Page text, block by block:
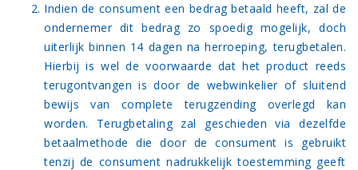
Indien de consument een bedrag betaald heeft, zal de
ondernemer dit bedrag zo spoedig mogelijk, doch
uiterlijk binnen 14 dagen na herroeping, terugbetalen.
Hierbij is wel de voorwaarde dat het product reeds
terugontvangen is door de webwinkelier of sluitend
bewijs van complete terugzending overlegd kan
worden. Terugbetaling zal geschieden via dezelfde
betaalmethode die door de consument is gebruikt
tenzij de consument nadrukkelijk toestemming geeft